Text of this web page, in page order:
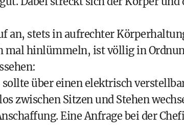
an, stets in aufrechter
mal hinlümmeln, ist völlig in
über einen elektrisch
zwischen Sitzen und Stehen
Eine Anfrage bei der